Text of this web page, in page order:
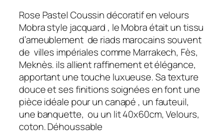
Rose Pastel Coussin décoratif en velours
Mobra style jacquard , le Mobra était un tissu
d’ameublement de riads marocains souvent
de villes impériales comme Marrakech, Fès,
Meknès. ils allient raffinement et élégance,
apportant une touche luxueuse. Sa texture
douce et ses finitions soignées en font une
pièce idéale pour un canapé , un fauteuil,
une banquette, ou un lit 40x60cm, Velours,
coton. Déhoussable